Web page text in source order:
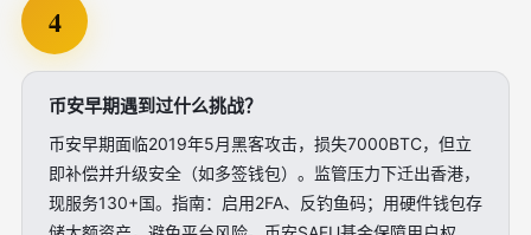
4
币安早期遇到过什么挑战？
币安早期面临2019年5月黑客攻击，损失7000BTC，但立
即补偿并升级安全（如多签钱包）。监管压力下迁出香港，
现服务130+国。指南：启用2FA、反钓鱼码；用硬件钱包存